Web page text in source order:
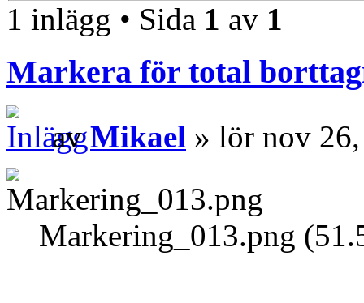
1 inlägg • Sida 1 av 1
Markera för total
avMikael » lör nov
Markering_013.png